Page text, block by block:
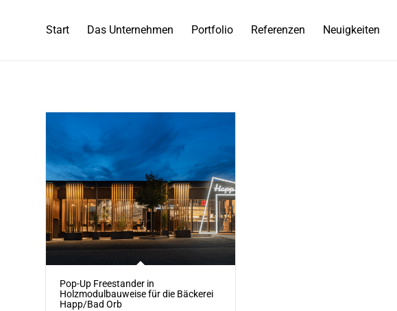
Start Das Unternehmen Portfolio Referenzen Neuigkeiten
Pop-Up Freestander in
Holzmodulbauweise für die Bäckerei
Happ/Bad Orb